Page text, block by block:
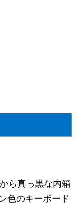
ら真っ黒な内箱
色のキーボード